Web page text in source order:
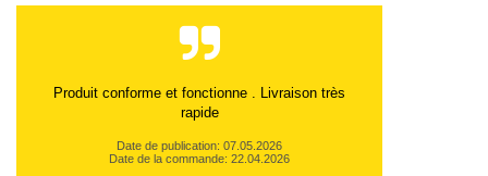
Produit conforme et fonctionne . Livraison très
rapide
Date de publication: 07.05.2026
Date de la commande: 22.04.2026